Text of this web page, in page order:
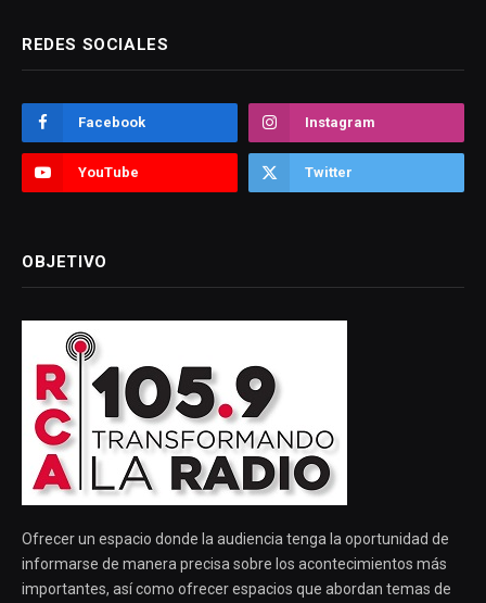
REDES SOCIALES
Facebook Instagram
YouTube Twitter
OBJETIVO
Ofrecer un espacio donde la audiencia tenga la oportunidad de
informarse de manera precisa sobre los acontecimientos más
importantes, así como ofrecer espacios que abordan temas de